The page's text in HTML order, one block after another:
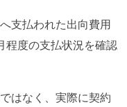
支払われた出向費用
程度の支払状況を確認
はなく、実際に契約